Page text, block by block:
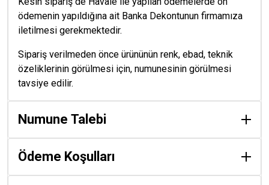
ödemenin yapıldığına ait Banka Dekontunun firmamıza
iletilmesi gerekmektedir.
Sipariş verilmeden önce ürününün renk, ebad, teknik
özeliklerinin görülmesi için, numunesinin görülmesi
tavsiye edilir.
Numune Talebi
Ödeme Koşulları